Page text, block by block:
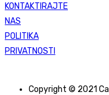
KONTAKTIRAJTE
NAS
POLITIKA
PRIVATNOSTI
Copyright © 2021